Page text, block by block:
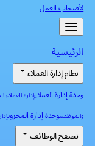
لأصحاب العمل
الرئيسية
نظام إدارة العملاء
وحدة إدارة العملاءإدارة العملاء
والموظفينوحدة إدارة المخزون
تصفح الوظائف